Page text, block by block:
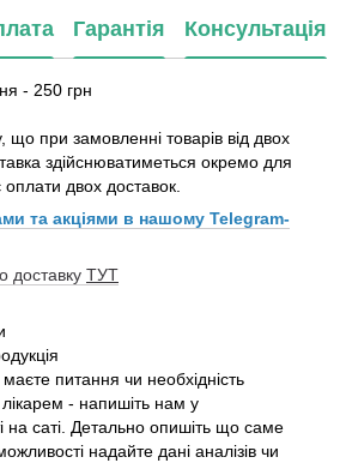
Гарантія Консультація
- 250 грн
що при замовленні товарів від двох
здійснюватиметься окремо для
двох доставок.
та акціями в нашому Telegram-
доставку ТУТ
питання чи необхідність
лікарем - напишіть нам у
на саті. Детально опишіть що саме
надайте дані аналізів чи